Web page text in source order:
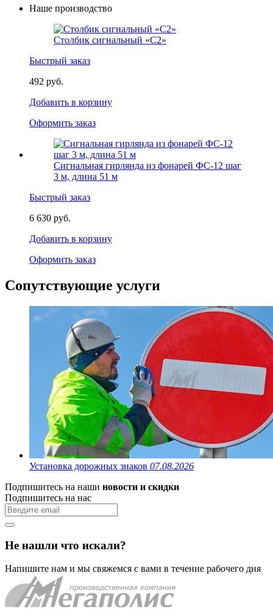
Наше производство
Столбик сигнальный «С2»
Быстрый заказ
492 руб.
Добавить в корзину
Оформить заказ
Сигнальная гирлянда из фонарей ФС-12 шаг
3 м, длина 51 м
Быстрый заказ
6 630 руб.
Добавить в корзину
Оформить заказ
Сопутствующие услуги
Установка дорожных знаков 07.08.2026
Подпишитесь на наши новости и скидки
Подпишитесь на нас
Не нашли что искали?
Напишите нам и мы свяжемся с вами в течение рабочего дня